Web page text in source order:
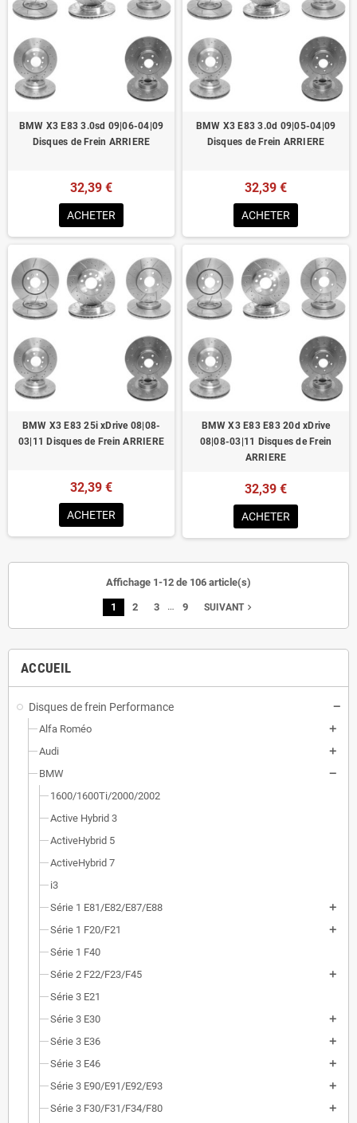
ACCUEIL
Disques de frein Performance
Alfa Roméo
Audi
BMW
1600/1600Ti/2000/2002
Active Hybrid 3
ActiveHybrid 5
ActiveHybrid 7
i3
Série 1 E81/E82/E87/E88
Série 1 F20/F21
Série 1 F40
Série 2 F22/F23/F45
Série 3 E21
Série 3 E30
Série 3 E36
Série 3 E46
Série 3 E90/E91/E92/E93
Série 3 F30/F31/F34/F80
BMW X3 E83 3.0sd 09|06-04|09
Disques de Frein ARRIERE
32,39 €
ACHETER
BMW X3 E83 3.0d 09|05-04|09
Disques de Frein ARRIERE
32,39 €
ACHETER
BMW X3 E83 25i xDrive 08|08-
03|11 Disques de Frein ARRIERE
32,39 €
ACHETER
BMW X3 E83 E83 20d xDrive
08|08-03|11 Disques de Frein
ARRIERE
32,39 €
ACHETER
Affichage 1-12 de 106 article(s)
1 2 3 … 9 SUIVANTnavigate_next